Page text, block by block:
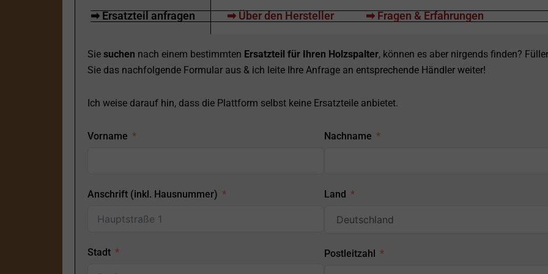
➡ Ersatzteil anfragen ➡ Über den Hersteller ➡ Fragen & Erfahrungen
Sie suchen nach einem bestimmten Ersatzteil für Ihren Holzspalter, können es aber nirgends finden?
Sie das nachfolgende Formular aus & ich leite Ihre Anfrage an entsprechende Händler weiter!
Ich weise darauf hin, dass die Plattform selbst keine Ersatzteile anbietet.
Vorname Nachname
Anschrift (inkl. Hausnummer)
Stadt
Land
Postleitzahl